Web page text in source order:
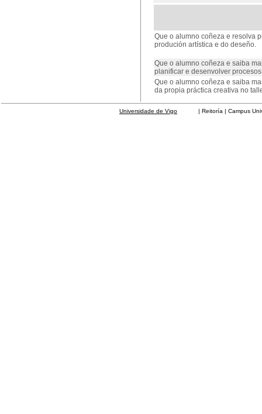
Que o alumno coñeza e resolva
produción artística e do deseño.
Que o alumno coñeza e saiba
planificar e desenvolver
Que o alumno coñeza e saiba
da propia práctica creativa no
Universidade de Vigo | Reitoría | Campus